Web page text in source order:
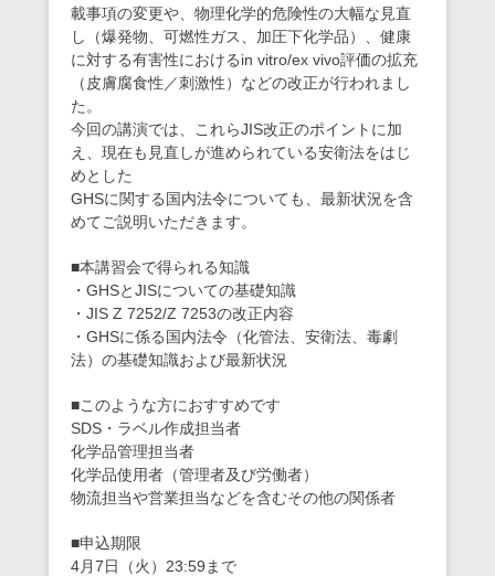
載事項の変更や、物理化学的危険性の大幅な見直
し（爆発物、可燃性ガス、加圧下化学品）、健康
に対する有害性におけるin vitro/ex vivo評価の拡充
（皮膚腐食性／刺激性）などの改正が行われまし
た。
今回の講演では、これらJIS改正のポイントに加
え、現在も見直しが進められている安衛法をはじ
めとした
GHSに関する国内法令についても、最新状況を含
めてご説明いただきます。
■本講習会で得られる知識
・GHSとJISについての基礎知識
・JIS Z 7252/Z 7253の改正内容
・GHSに係る国内法令（化管法、安衛法、毒劇
法）の基礎知識および最新状況
■このような方におすすめです
SDS・ラベル作成担当者
化学品管理担当者
化学品使用者（管理者及び労働者）
物流担当や営業担当などを含むその他の関係者
■申込期限
4月7日（火）23:59まで